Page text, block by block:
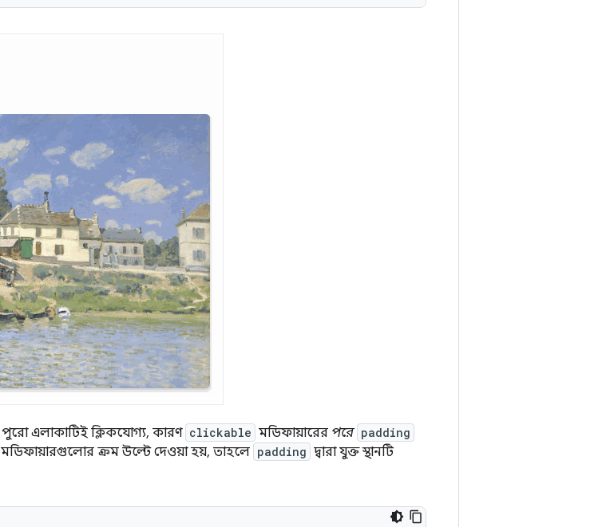
এলাকাটিই ক্লিকযোগ্য, কারণ clickable মডিফায়ারের পরে padding
মডিফায়ারগুলোর ক্রম উল্টে দেওয়া হয়, তাহলে padding দ্বারা যুক্ত স্থানটি